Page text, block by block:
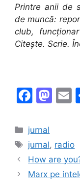
Printre anii de
de muncă:
club,
Citește. Scrie.
F
c
e
b
o
M
o
d
o
l
Categories
jurnal
Tags
jurnal, radio
How are
Marx pe